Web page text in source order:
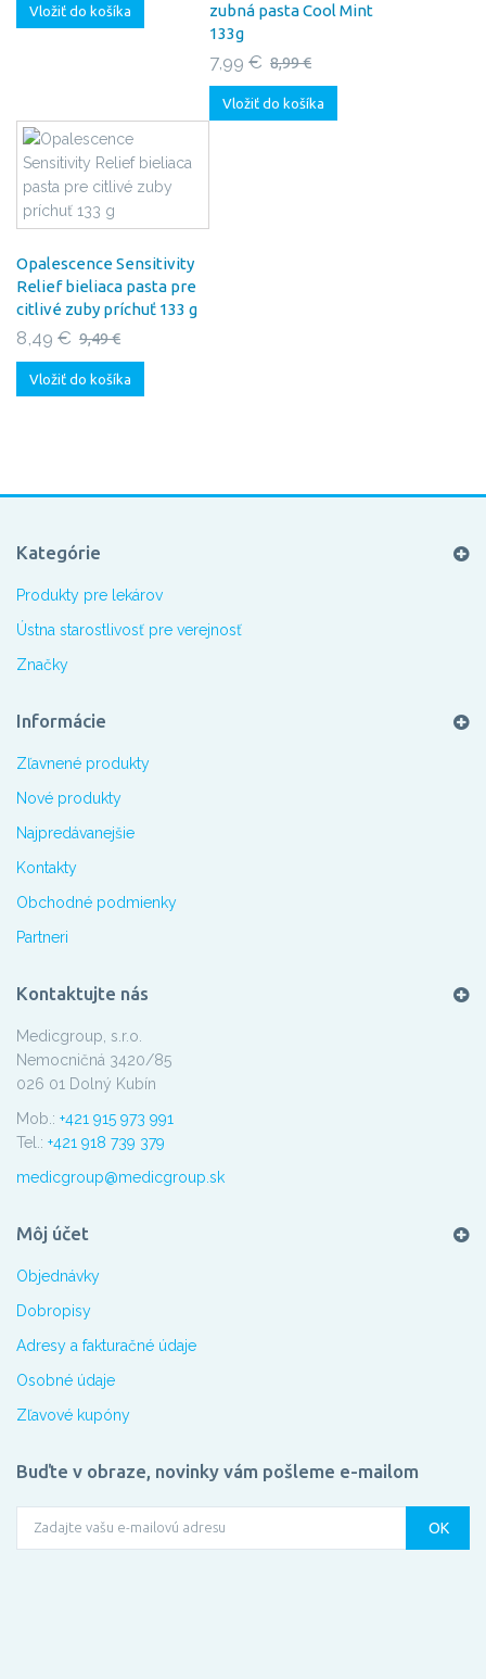
Vložiť do košíka
zubná pasta Cool Mint
133g
7,99 € 8,99 €
Vložiť do košíka
Opalescence Sensitivity
Relief bieliaca pasta pre
citlivé zuby príchuť 133 g
8,49 € 9,49 €
Vložiť do košíka
Kategórie
Produkty pre lekárov
Ústna starostlivosť pre verejnosť
Značky
Informácie
Zľavnené produkty
Nové produkty
Najpredávanejšie
Kontakty
Obchodné podmienky
Partneri
Kontaktujte nás
Medicgroup, s.r.o.
Nemocničná 3420/85
026 01 Dolný Kubín
Mob.: +421 915 973 991
Tel.: +421 918 739 379
medicgroup@medicgroup.sk
Môj účet
Objednávky
Dobropisy
Adresy a fakturačné údaje
Osobné údaje
Zľavové kupóny
Buďte v obraze, novinky vám pošleme e-mailom
OK